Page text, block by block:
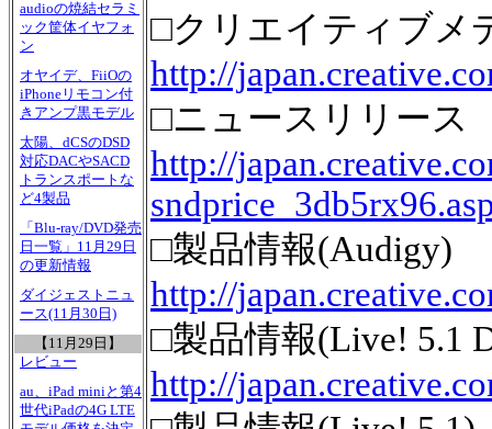
audioの焼結セラミ
ック筐体イヤフォ
ン
オヤイデ、FiiOの
iPhoneリモコン付
きアンプ黒モデル
太陽、dCSのDSD
対応DACやSACD
トランスポートな
ど4製品
「Blu-ray/DVD発売
日一覧」11月29日
の更新情報
ダイジェストニュ
ース(11月30日)
【11月29日】
レビュー
au、iPad miniと第4
世代iPadの4G LTE
□クリエイティブメ
http://
□ニュースリリース
http://
□製品情報(Audigy)
http://
□製品情報(Live! 5.1
http://